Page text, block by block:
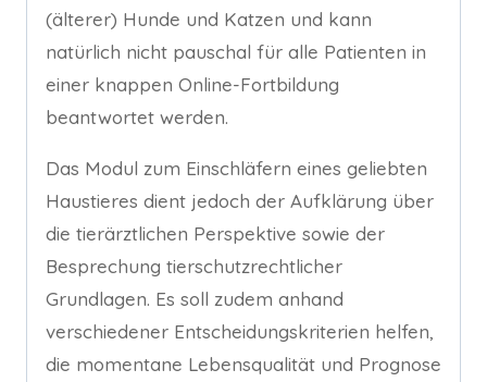
(älterer) Hunde und Katzen und kann
natürlich nicht pauschal für alle Patienten in
einer knappen Online-Fortbildung
beantwortet werden.
Das Modul zum Einschläfern eines geliebten
Haustieres dient jedoch der Aufklärung über
die tierärztlichen Perspektive sowie der
Besprechung tierschutzrechtlicher
Grundlagen. Es soll zudem anhand
verschiedener Entscheidungskriterien helfen,
die momentane Lebensqualität und Prognose